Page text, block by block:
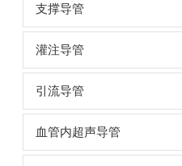
支撑导管
灌注导管
引流导管
血管内超声导管